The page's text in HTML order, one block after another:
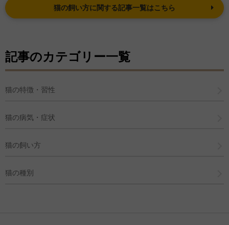
猫の飼い方に関する記事一覧はこちら
記事のカテゴリー一覧
猫の特徴・習性
猫の病気・症状
猫の飼い方
猫の種別